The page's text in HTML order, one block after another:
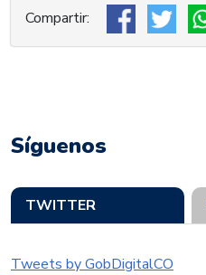
Síguenos
TWITTER
Tweets by GobDigitalCO